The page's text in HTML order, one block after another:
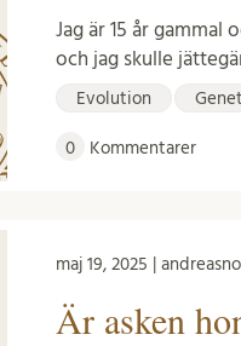
Jag är 15 år
och jag skulle
Evolution
0 Kommentarer
maj 19, 2025 |
Är asken